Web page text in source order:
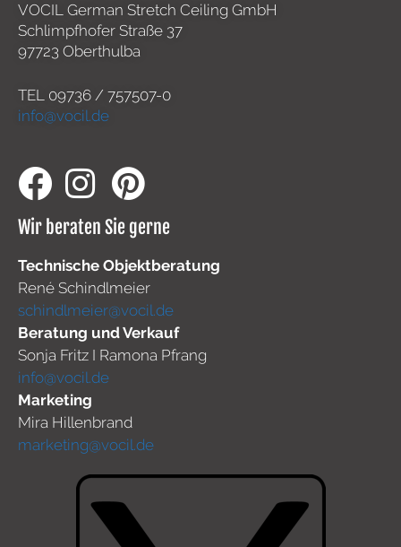
VOCIL German Stretch Ceiling GmbH
Schlimpfhofer Straße 37
97723 Oberthulba
TEL 09736 / 757507-0
info@vocil.de
Wir beraten Sie gerne
Technische Objektberatung
René Schindlmeier
schindlmeier@vocil.de
Beratung und Verkauf
Sonja Fritz I Ramona Pfrang
info@vocil.de
Marketing
Mira Hillenbrand
marketing@vocil.de